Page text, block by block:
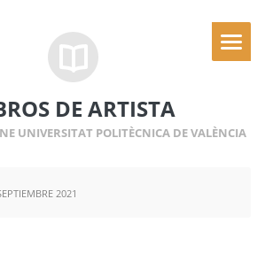
DE ARTISTA
UNIVERSITAT POLITÈCNICA DE VALÈNCIA
2021